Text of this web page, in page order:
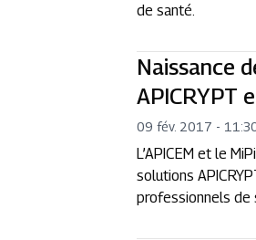
de santé.
Naissance
APICRYPT
09 fév. 2017 -
L’APICEM et le
solutions
professionnels de